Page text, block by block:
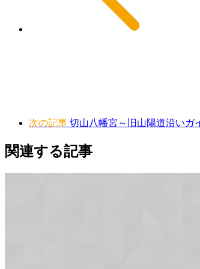
次の記事 切山八幡宮～旧山陽道沿いガ
関連する記事